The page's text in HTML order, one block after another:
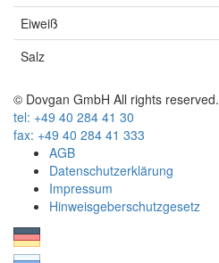
Eiweiß
Salz
© Dovgan GmbH All rights reserved.
tel: +49 40 284 41 30
fax: +49 40 284 41 333
AGB
Datenschutzerklärung
Impressum
Hinweisgeberschutzgesetz